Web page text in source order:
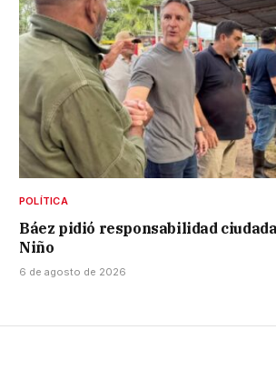
POLÍTICA
Báez pidió responsabilidad
Niño
6 de agosto de 2026